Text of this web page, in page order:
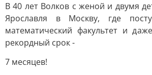
В 40 лет Волков с женой и двумя
Ярославля в Москву, где
математический факультет и
рекордный срок -
7 месяцев!